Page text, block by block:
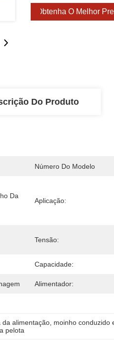
Obtenha O Melhor
Do Produto
Número Do Modelo
Da
Aplicação:
Tensão:
Capacidade:
Alimentador:
da alimentação moinho conduzido
pelota